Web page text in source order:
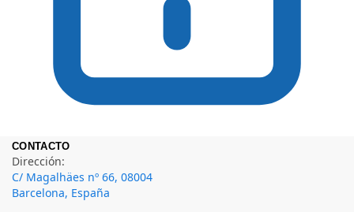
CONTACTO
Dirección:
C/ Magalhäes nº 66, 08004
Barcelona, España